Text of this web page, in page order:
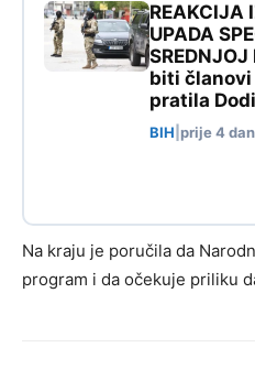
REAKCIJA
UPADA
biti članovi
pratila
BIH prije 4
Na kraju je poručila da
program i da očekuje priliku